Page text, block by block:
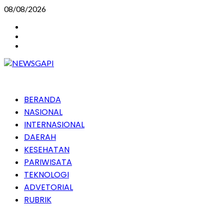
Skip
content
08/08/2026
PrimaryBERANDA
NASIONAL
INTERNASIONAL
DAERAH
KESEHATAN
PARIWISATA
TEKNOLOGI
ADVETORIAL
RUBRIK